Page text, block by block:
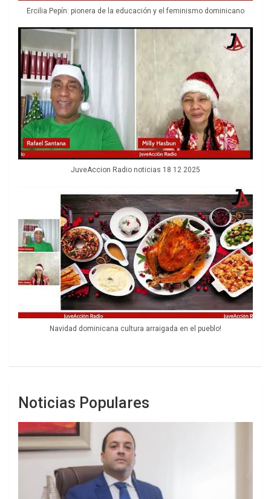
Ercilia Pepín: pionera de la educación y el feminismo dominicano
JuveAccion Radio noticias 18 12 2025
Navidad dominicana cultura arraigada en el pueblo!
Noticias Populares